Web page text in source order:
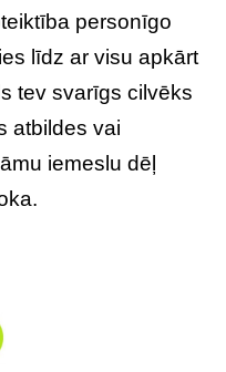
personīgo
līdz ar visu apkārt
tev svarīgs cilvēks
atbildes vai
iemeslu dēļ